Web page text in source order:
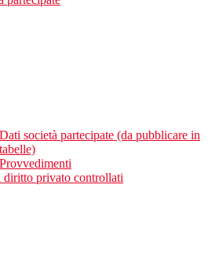
Dati società partecipate (da pubblicare in
tabelle)
Provvedimenti
diritto privato controllati